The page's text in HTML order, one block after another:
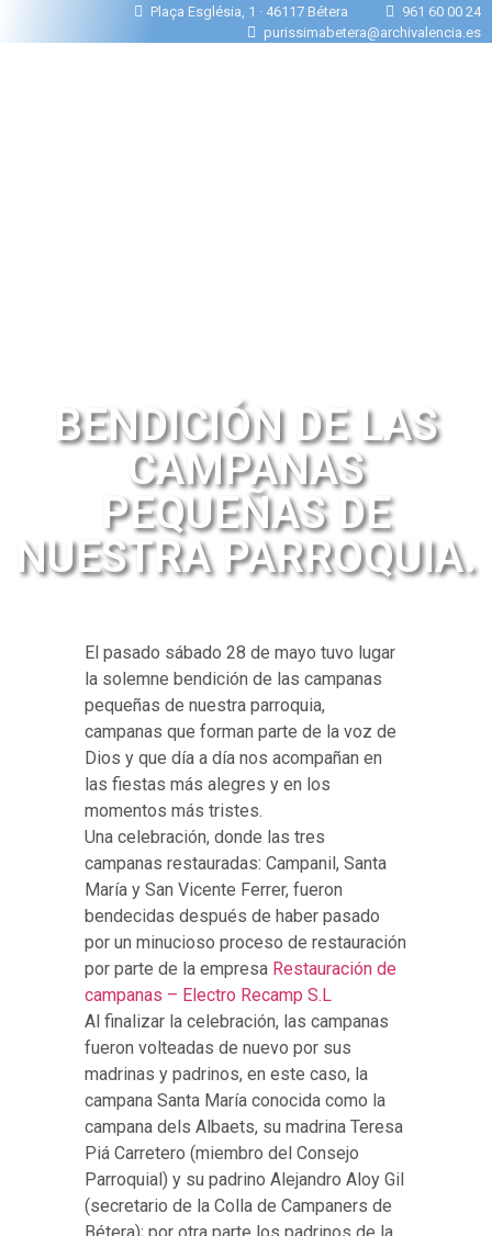
Plaça Església, 1 · 46117 Bétera
961 60 00 24
purissimabetera@archivalencia.es
BENDICIÓN DE LAS
CAMPANAS
PEQUEÑAS DE
NUESTRA PARROQUIA.
El pasado sábado 28 de mayo tuvo lugar
la solemne bendición de las campanas
pequeñas de nuestra parroquia,
campanas que forman parte de la voz de
Dios y que día a día nos acompañan en
las fiestas más alegres y en los
momentos más tristes.
Una celebración, donde las tres
campanas restauradas: Campanil, Santa
María y San Vicente Ferrer, fueron
bendecidas después de haber pasado
por un minucioso proceso de restauración
por parte de la empresa Restauración de
campanas – Electro Recamp S.L
Al finalizar la celebración, las campanas
fueron volteadas de nuevo por sus
madrinas y padrinos, en este caso, la
campana Santa María conocida como la
campana dels Albaets, su madrina Teresa
Piá Carretero (miembro del Consejo
Parroquial) y su padrino Alejandro Aloy Gil
(secretario de la Colla de Campaners de